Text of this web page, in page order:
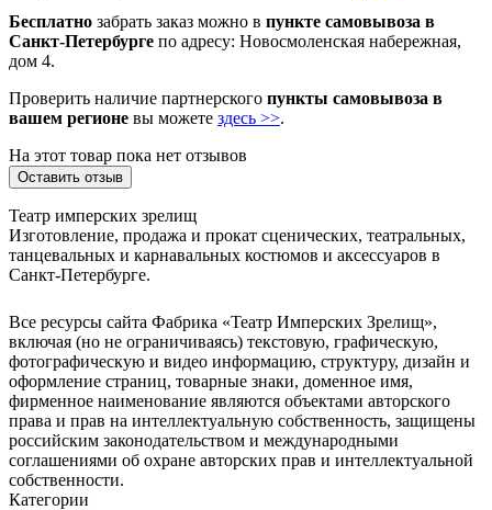
Бесплатно забрать заказ можно в пункте самовывоза в
Санкт-Петербурге по адресу: Новосмоленская набережная,
дом 4.
Проверить наличие партнерского пункты самовывоза в
вашем регионе вы можете здесь >>.
На этот товар пока нет отзывов
Оставить отзыв
Театр имперских зрелищ
Изготовление, продажа и прокат сценических, театральных,
танцевальных и карнавальных костюмов и аксессуаров в
Санкт-Петербурге.
Все ресурсы сайта Фабрика «Театр Имперских Зрелищ»,
включая (но не ограничиваясь) текстовую, графическую,
фотографическую и видео информацию, структуру, дизайн и
оформление страниц, товарные знаки, доменное имя,
фирменное наименование являются объектами авторского
права и прав на интеллектуальную собственность, защищены
российским законодательством и международными
соглашениями об охране авторских прав и интеллектуальной
собственности.
Категории